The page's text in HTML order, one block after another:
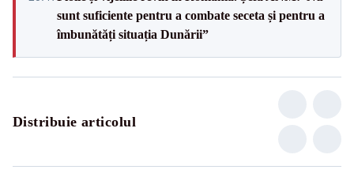
sunt suficiente pentru a combate seceta și pentru a
îmbunătăți situația Dunării”
Distribuie articolul